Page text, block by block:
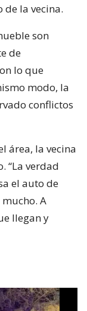
la vecina.
son
de
lo que
modo, la
conflictos
área, la vecina
“La verdad
el auto de
A
llegan y